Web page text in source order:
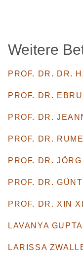
Weitere
PROF. DR. DR.
PROF. DR.
PROF. DR.
PROF. DR.
PROF. DR.
PROF. DR.
PROF. DR. XIN
LAVANYA GUPTA
LARISSA